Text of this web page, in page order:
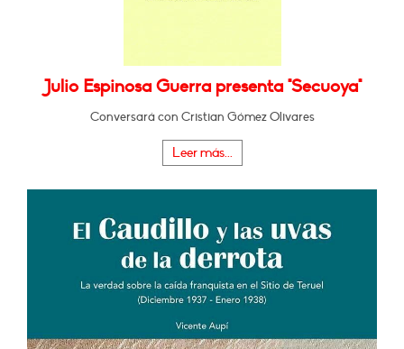
Julio Espinosa Guerra presenta "Secuoya"
Conversará con Cristian Gómez Olivares
Leer más...